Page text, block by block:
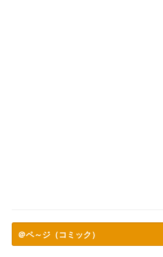
＠ペ～ジ（コミック）